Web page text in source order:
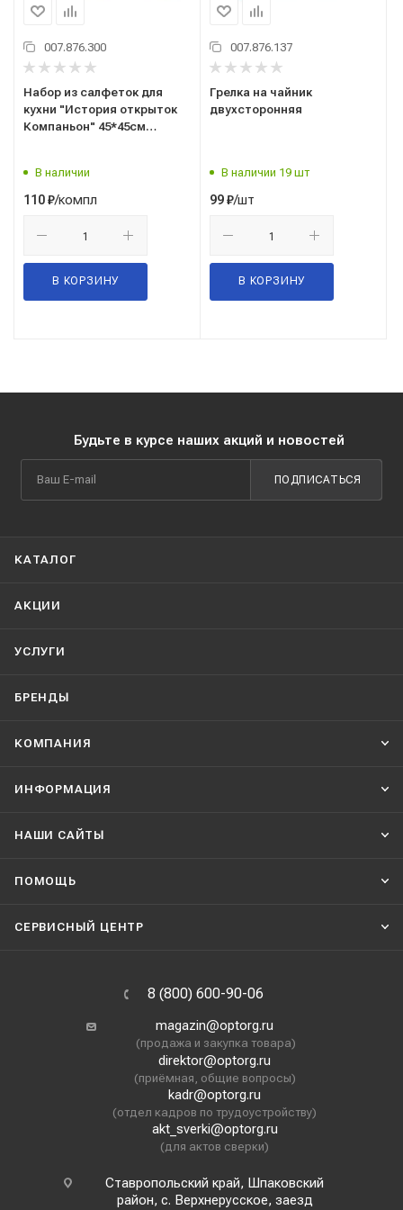
007.876.300
Набор из салфеток для
кухни "История открыток
Компаньон" 45*45см
В наличии
110₽/компл
В КОРЗИНУ
007.876.137
Грелка на чайник
двухсторонняя
В наличии 19 шт
99₽/шт
В КОРЗИНУ
Будьте в курсе наших акций и новостей
ПОДПИСАТЬСЯ
КАТАЛОГ
АКЦИИ
УСЛУГИ
БРЕНДЫ
КОМПАНИЯ
ИНФОРМАЦИЯ
НАШИ CАЙТЫ
ПОМОЩЬ
СЕРВИСНЫЙ ЦЕНТР
8 (800) 600-90-06
magazin@optorg.ru
(продажа и закупка товара)
direktor@optorg.ru
(приёмная, общие вопросы)
kadr@optorg.ru
(отдел кадров по трудоустройству)
akt_sverki@optorg.ru
(для актов сверки)
Ставропольский край, Шпаковский
район, с. Верхнерусское, заезд